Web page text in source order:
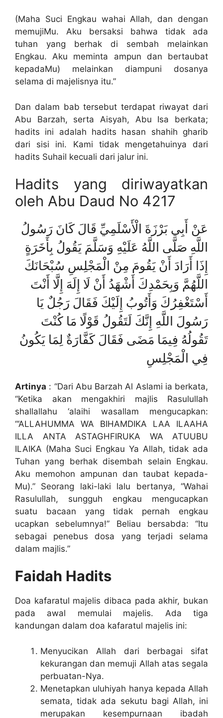
(Maha Suci Engkau wahai Allah, dan dengan
memujiMu. Aku bersaksi bahwa tidak ada
tuhan yang berhak di sembah melainkan
Engkau. Aku meminta ampun dan bertaubat
kepadaMu) melainkan diampuni dosanya
selama di majelisnya itu.”
Dan dalam bab tersebut terdapat riwayat dari
Abu Barzah, serta Aisyah, Abu Isa berkata;
hadits ini adalah hadits hasan shahih gharib
dari sisi ini. Kami tidak mengetahuinya dari
hadits Suhail kecuali dari jalur ini.
Hadits yang diriwayatkan
oleh Abu Daud No 4217
عَنْ أَبِي بَرْزَةَ الْأَسْلَمِيِّ قَالَ كَانَ رَسُولُ
اللَّهِ صَلَّى اللَّهُ عَلَيْهِ وَسَلَّمَ يَقُولُ بِأَخَرَةٍ
إِذَا أَرَادَ أَنْ يَقُومَ مِنْ الْمَجْلِسِ سُبْحَانَكَ
اللَّهُمَّ وَبِحَمْدِكَ أَشْهَدُ أَنْ لَا إِلَهَ إِلَّا أَنْتَ
أَسْتَغْفِرُكَ وَأَتُوبُ إِلَيْكَ فَقَالَ رَجُلٌ يَا
رَسُولَ اللَّهِ إِنَّكَ لَتَقُولُ قَوْلًا مَا كُنْتَ
تَقُولُهُ فِيمَا مَضَى فَقَالَ كَفَّارَةٌ لِمَا يَكُونُ
فِي الْمَجْلِسِ
Artinya : “Dari Abu Barzah Al Aslami ia berkata,
“Ketika akan mengakhiri majlis Rasulullah
shallallahu ‘alaihi wasallam mengucapkan:
“‘ALLAHUMMA WA BIHAMDIKA LAA ILAAHA
ILLA ANTA ASTAGHFIRUKA WA ATUUBU
ILAIKA (Maha Suci Engkau Ya Allah, tidak ada
Tuhan yang berhak disembah selain Engkau.
Aku memohon ampunan dan taubat kepada-
Mu).” Seorang laki-laki lalu bertanya, “Wahai
Rasulullah, sungguh engkau mengucapkan
suatu bacaan yang tidak pernah engkau
ucapkan sebelumnya!” Beliau bersabda: “Itu
sebagai penebus dosa yang terjadi selama
dalam majlis.”
Faidah Hadits
Doa kafaratul majelis dibaca pada akhir, bukan
pada awal memulai majelis. Ada tiga
kandungan dalam doa kafaratul majelis ini:
Menyucikan Allah dari berbagai sifat
kekurangan dan memuji Allah atas segala
perbuatan-Nya.
Menetapkan uluhiyah hanya kepada Allah
semata, tidak ada sekutu bagi Allah, ini
merupakan kesempurnaan ibadah